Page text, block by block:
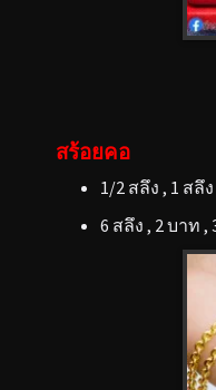
สร้อยคอ
1/2 สลึง , 1 สลึ
6 สลึง , 2 บาท ,